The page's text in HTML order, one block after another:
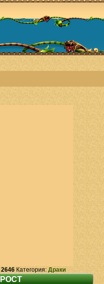
2646Категория: Драки